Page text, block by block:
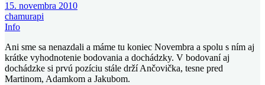
15. novembra 2010
chamurapi
Info
Ani sme sa nenazdali a máme tu koniec Novembra a spolu s ním aj
krátke vyhodnotenie bodovania a dochádzky. V bodovaní aj
dochádzke si prvú pozíciu stále drží Ančovička, tesne pred
Martinom, Adamkom a Jakubom.